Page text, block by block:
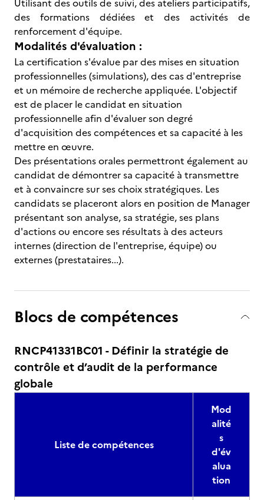
Utilisant des outils de suivi, des ateliers participatifs,
des formations dédiées et des activités de
renforcement d'équipe.
Modalités d'évaluation :
La certification s'évalue par des mises en situation
professionnelles (simulations), des cas d'entreprise
et un mémoire de recherche appliquée. L'objectif
est de placer le candidat en situation
professionnelle afin d'évaluer son degré
d'acquisition des compétences et sa capacité à les
mettre en œuvre.
Des présentations orales permettront également au
candidat de démontrer sa capacité à transmettre
et à convaincre sur ses choix stratégiques. Les
candidats se placeront alors en position de Manager
présentant son analyse, sa stratégie, ses plans
d'actions ou encore ses résultats à des acteurs
internes (direction de l'entreprise, équipe) ou
externes (prestataires...).
Blocs de compétences
RNCP41331BC01 - Définir la stratégie de
contrôle et d’audit de la performance
globale
Liste de compétences
Mod
alité
s
d'év
alua
tion